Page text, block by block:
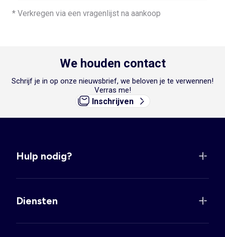
* Verkregen via een vragenlijst na aankoop
We houden contact
Schrijf je in op onze nieuwsbrief, we beloven je te verwennen!
Verras me!
Inschrijven
Hulp nodig?
Diensten